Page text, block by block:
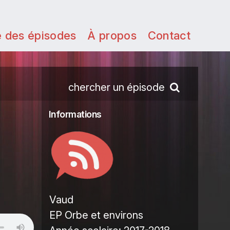
des épisodes À propos Contact
chercher un épisode
Informations
Vaud
EP Orbe et environs